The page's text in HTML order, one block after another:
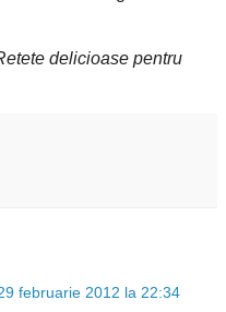
delicioase pentru
februarie 2012 la 22:34